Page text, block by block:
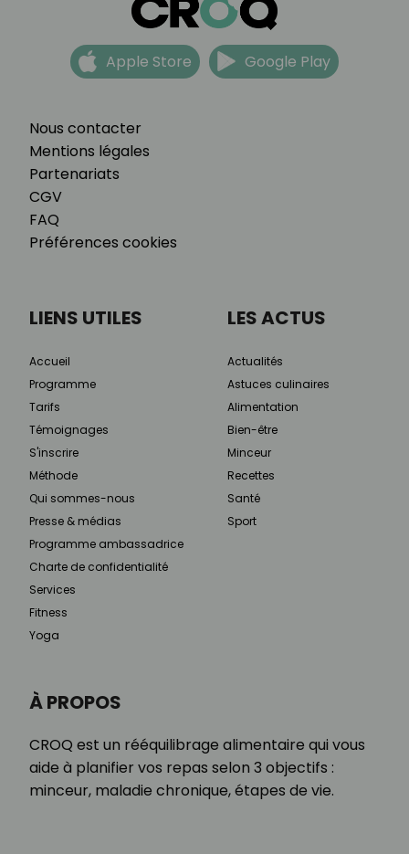
Nous contacter
Mentions légales
Partenariats
CGV
FAQ
Préférences cookies
Apple Store Google Play
À PROPOS
CROQ est un rééquilibrage alimentaire qui vous
aide à planifier vos repas selon 3 objectifs :
minceur, maladie chronique, étapes de vie.
LIENS UTILES
Accueil
Programme
Tarifs
Témoignages
S'inscrire
Méthode
Qui sommes-nous
Presse & médias
Programme ambassadrice
Charte de confidentialité
Services
Fitness
Yoga
LES ACTUS
Actualités
Astuces culinaires
Alimentation
Bien-être
Minceur
Recettes
Santé
Sport